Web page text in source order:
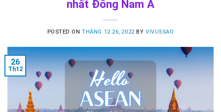
nhất Đông Nam Á
POSTED ONTHÁNG 12 26, 2022 BY VIVU5SAO
26
Th12